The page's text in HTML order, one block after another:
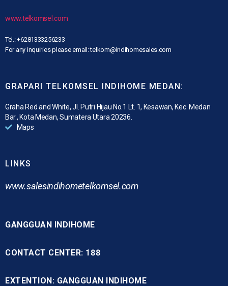
www.telkomsel.com
Tel.: +6281333256233
For any inquiries please email: telkom@indihomesales.com
GRAPARI TELKOMSEL INDIHOME MEDAN:
Graha Red and White, Jl. Putri Hijau No.1 Lt. 1, Kesawan, Kec. Medan
Bar., Kota Medan, Sumatera Utara 20236.
Maps
LINKS
www.salesindihometelkomsel.com
GANGGUAN INDIHOME
CONTACT CENTER: 188
EXTENTION: GANGGUAN INDIHOME